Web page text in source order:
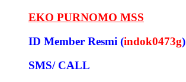
EKO PURNOMO MSS
ID Member Resmi (indok0473g)
SMS/ CALL